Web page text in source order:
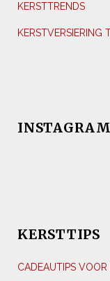
KERSTTRENDS
KERSTVERSIERING
INSTAGRAM
KERSTTIPS
CADEAUTIPS VOOR